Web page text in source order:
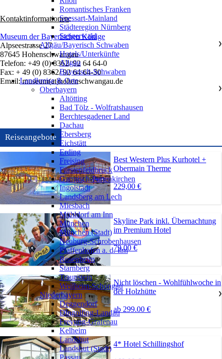
Kontaktinformationen:
Museum der Bayerischen Könige
Alpseestrasse 27
87645 Hohenschwangau
Telefon: +49 (0) 8362/ 92 64 64-0
Fax: + 49 (0) 8362/ 92 64 64-30
Email: museum(at)hohenschwangau.de
Reiseangebote
Best Western Plus Kurhotel +
Obermain Therme
229,00 €
Skyline Park inkl. Übernachtung
im Premium Hotel
79,00 €
Nicht löschen - Wohlfühlwoche in
der Holzhütte
ab 299.00 €
4* Hotel Schillingshof
Romantisches Franken
Spessart-Mainland
Städteregion Nürnberg
Steigerwald
Allgäu/Bayerisch Schwaben
❯
Hotels/Unterkünfte
Allgäu
Bayerisch-Schwaben
Landkreise & Orte
Oberbayern
❯
Altötting
Bad Tölz - Wolfratshausen
Berchtesgadener Land
Dachau
Ebersberg
Eichstätt
Erding
Freising
Fürstenfeldbruck
Garmisch-Partenkirchen
Ingolstadt
Landsberg am Lech
Miesbach
Mühldorf am Inn
München
München (Stadt)
Neuburg-Schrobenhausen
Pfaffenhofen a. d. Ilm
Rosenheim
Starnberg
Traunstein
Weilheim-Schongau
Niederbayern
❯
Deggendorf
Dingolfing-Landau
Freyung-Grafenau
Kelheim
Landshut
Landshut (Stadt)
Passau